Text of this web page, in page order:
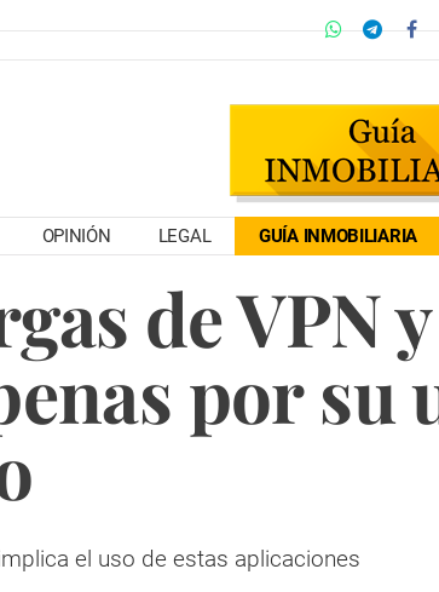
OPINIÓN LEGAL GUÍA INMOBILIARIA
de VPN y
por su
el uso de estas aplicaciones